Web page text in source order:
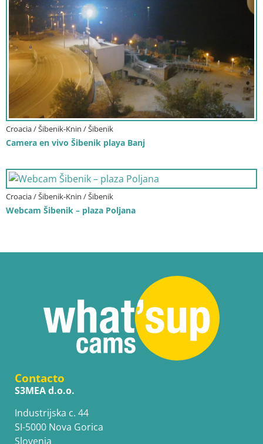
Croacia / Šibenik-Knin / Šibenik
Camera en vivo Šibenik playa Banj
Croacia / Šibenik-Knin / Šibenik
Webcam Šibenik – plaza Poljana
Contacto
S3MEA d.o.o.
Industrijska c. 44
SI-5000 Nova Gorica
Slovenia